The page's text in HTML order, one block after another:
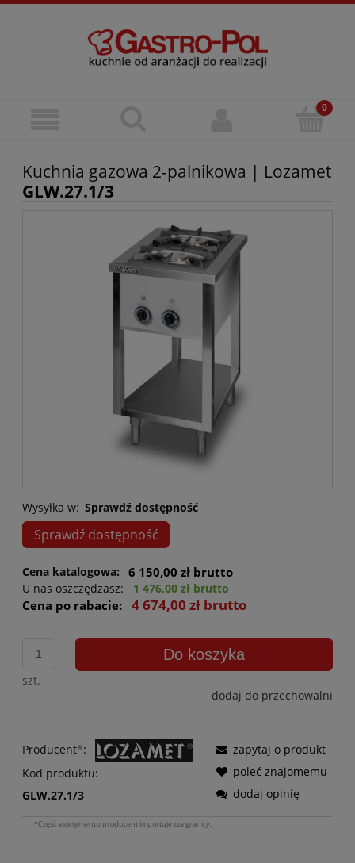
Kuchnia gazowa 2-palnikowa | Lozamet
GLW.27.1/3
Wysyłka w: Sprawdź dostępność
Sprawdź dostępność
Cena katalogowa: 6 150,00 zł brutto
U nas oszczędzasz: 1 476,00 zł brutto
Cena po rabacie: 4 674,00 zł brutto
szt.
Do koszyka
dodaj do przechowalni
Producent*:
Kod produktu:
GLW.27.1/3
zapytaj o produkt
poleć znajomemu
dodaj opinię
*Część asortymentu producent importuje zza granicy.